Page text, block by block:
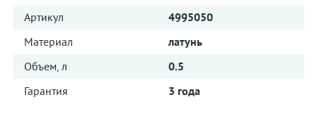
Артикул
4995050
Материал
латунь
Объем, л
0.5
Гарантия
3 года